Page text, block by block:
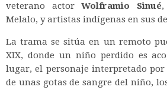
veterano actorWolframio Sinué
Melalo, y artistas indígenas en sus
La trama se sitúa en un remoto
XIX, donde un niño perdido es
lugar, el personaje interpretado
de unas gotas de sangre del niño,